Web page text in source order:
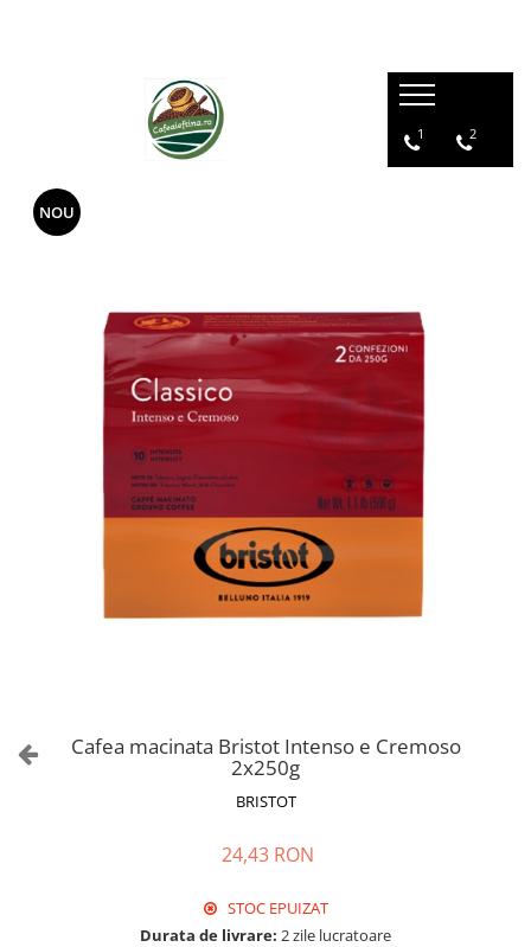
1 2
NOU
Cafea macinata Bristot Intenso e Cremoso
2x250g
BRISTOT
24,43 RON
STOC EPUIZAT
Durata de livrare: 2 zile lucratoare